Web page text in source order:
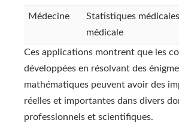
Médecine
Statistiques
médicale
Ces applications montrent que les
développées en résolvant des
mathématiques peuvent avoir des
réelles et importantes dans divers
professionnels et scientifiques.